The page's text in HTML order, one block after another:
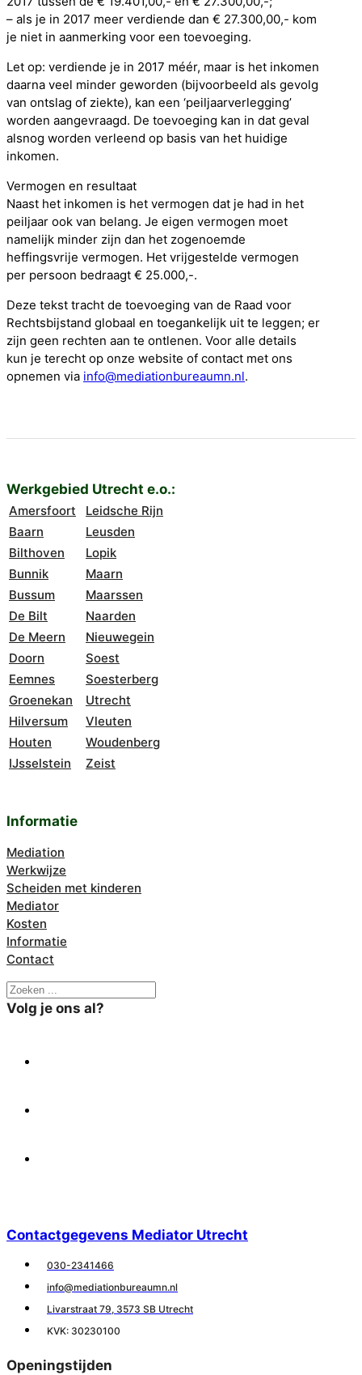
– als je in 2017 meer verdiende dan € 27.300,00,- kom
je niet in aanmerking voor een toevoeging.
Let op: verdiende je in 2017 méér, maar is het inkomen
daarna veel minder geworden (bijvoorbeeld als gevolg
van ontslag of ziekte), kan een ‘peiljaarverlegging’
worden aangevraagd. De toevoeging kan in dat geval
alsnog worden verleend op basis van het huidige
inkomen.
Vermogen en resultaat
Naast het inkomen is het vermogen dat je had in het
peiljaar ook van belang. Je eigen vermogen moet
namelijk minder zijn dan het zogenoemde
heffingsvrije vermogen. Het vrijgestelde vermogen
per persoon bedraagt € 25.000,-.
Deze tekst tracht de toevoeging van de Raad voor
Rechtsbijstand globaal en toegankelijk uit te leggen; er
zijn geen rechten aan te ontlenen. Voor alle details
kun je terecht op onze website of contact met ons
opnemen via info@mediationbureaumn.nl.
Werkgebied Utrecht e.o.:
Amersfoort
Leidsche Rijn
Baarn
Leusden
Bilthoven
Lopik
Bunnik
Maarn
Bussum
Maarssen
De Bilt
Naarden
De Meern
Nieuwegein
Doorn
Soest
Eemnes
Soesterberg
Groenekan
Utrecht
Hilversum
Vleuten
Houten
Woudenberg
IJsselstein
Zeist
Informatie
Mediation
Werkwijze
Scheiden met kinderen
Mediator
Kosten
Informatie
Contact
Zoeken
Volg je ons al?
Contactgegevens Mediator Utrecht
030-2341466
info@mediationbureaumn.nl
Livarstraat 79, 3573 SB Utrecht
KVK: 30230100
Openingstijden